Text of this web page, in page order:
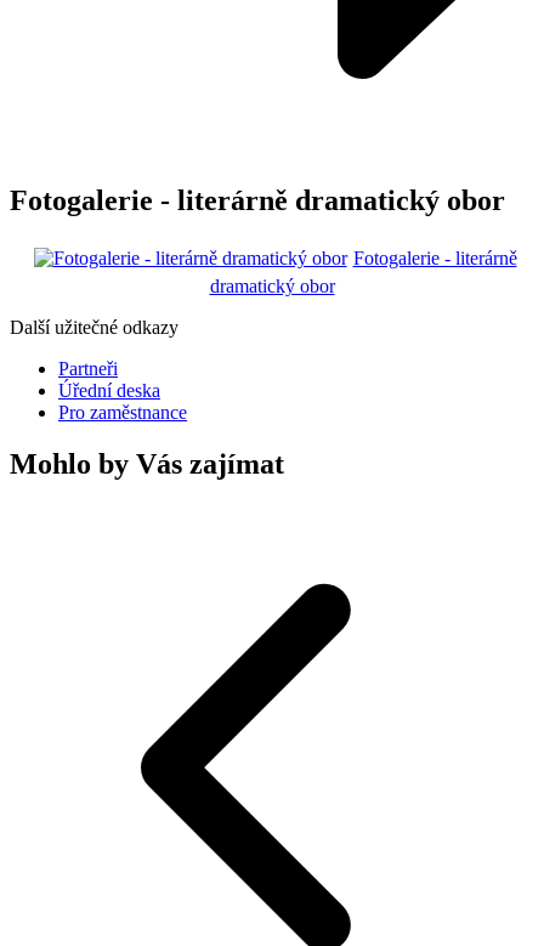
Fotogalerie - literárně dramatický obor
Fotogalerie - literárně
dramatický obor
Další užitečné odkazy
Partneři
Úřední deska
Pro zaměstnance
Mohlo by Vás zajímat